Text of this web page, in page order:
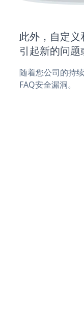
此外，自定
引起新的问题
随着您公司的持
FAQ安全漏洞。